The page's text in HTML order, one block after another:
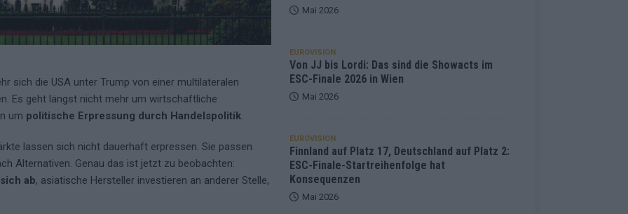
sich die USA unter Trump von einer multilateralen
Es geht längst nicht mehr um wirtschaftliche
um politische Erpressung durch Handelspolitik.
lassen sich nicht dauerhaft erpressen. Sie passen
Alternativen. Genau das ist jetzt zu beobachten:
ab, asiatische Hersteller investieren an anderer Stelle,
Mai 2026
EUROVISION
Von JJ bis Lordi: Das sind die Showacts im
ESC-Finale 2026 in Wien
Mai 2026
EUROVISION
Finnland auf Platz 17, Deutschland auf Platz 2:
ESC-Finale-Startreihenfolge hat
Konsequenzen
Mai 2026